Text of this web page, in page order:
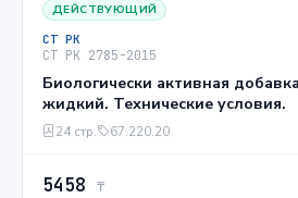
ДЕЙСТВУЮЩИЙ
СТ РК
СТ РК 2785-2015
Биологически активная
жидкий. Технические условия.
24 стр. 67.220.20
5458 ₸